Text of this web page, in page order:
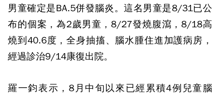
男童確定是BA.5併發腦炎。這名男童是8/31已公
布的個案，為2歲男童，8/27發燒腹瀉，8/18高
燒到40.6度，全身抽搐、腦水腫住進加護病房，
經過診治9/14康復出院。
羅一鈞表示，8月中旬以來已經累積4例兒童腦